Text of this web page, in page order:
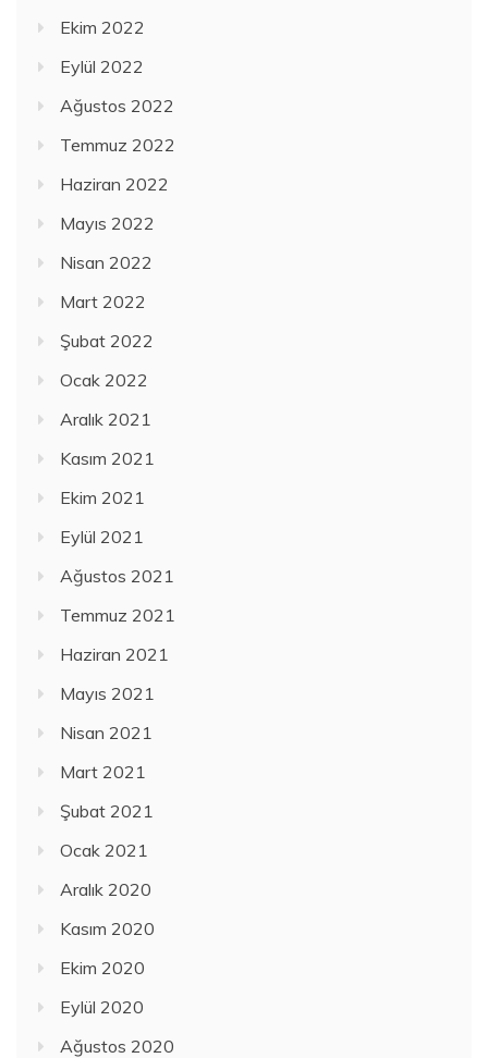
Ekim 2022
Eylül 2022
Ağustos 2022
Temmuz 2022
Haziran 2022
Mayıs 2022
Nisan 2022
Mart 2022
Şubat 2022
Ocak 2022
Aralık 2021
Kasım 2021
Ekim 2021
Eylül 2021
Ağustos 2021
Temmuz 2021
Haziran 2021
Mayıs 2021
Nisan 2021
Mart 2021
Şubat 2021
Ocak 2021
Aralık 2020
Kasım 2020
Ekim 2020
Eylül 2020
Ağustos 2020